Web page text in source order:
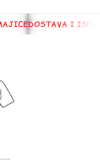
DOSTAVA I